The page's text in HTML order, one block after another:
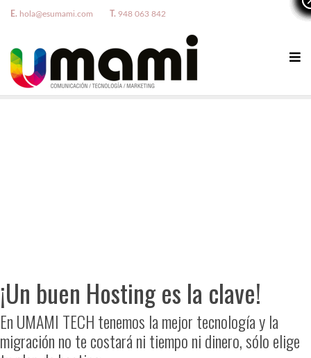
E. hola@esumami.com T. 948 063 842
¡Un buen Hosting es la clave!
En UMAMI TECH tenemos la mejor tecnología y la
migración no te costará ni tiempo ni dinero, sólo elige